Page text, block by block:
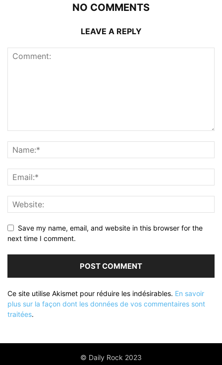
NO COMMENTS
LEAVE A REPLY
Save my name, email, and website in this browser for the
next time I comment.
Ce site utilise Akismet pour réduire les indésirables. En savoir
plus sur la façon dont les données de vos commentaires sont
traitées.
© Daily Rock 2023